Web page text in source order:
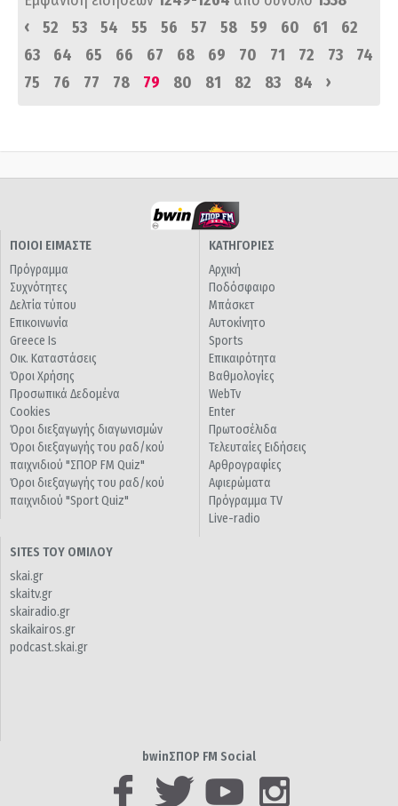
‹
52 53 54 55 56 57 58 59 60 61
62
63
64 65 66 67 68 69 70 71 72 73
74
75
76 77 78 79 80 81 82 83 84 ›
ΠΟΙΟΙ ΕΙΜΑΣΤΕ
Πρόγραμμα
Συχνότητες
Δελτία τύπου
Επικοινωνία
Greece Is
Οικ. Καταστάσεις
Όροι Χρήσης
Προσωπικά Δεδομένα
Cookies
Όροι διεξαγωγής διαγωνισμών
Όροι διεξαγωγής του ραδ/κού
παιχνιδιού "ΣΠΟΡ FM Quiz"
Όροι διεξαγωγής του ραδ/κού
παιχνιδιού "Sport Quiz"
ΚΑΤΗΓΟΡΙΕΣ
Αρχική
Ποδόσφαιρο
Μπάσκετ
Αυτοκίνητο
Sports
Επικαιρότητα
Βαθμολογίες
WebTv
Enter
Πρωτοσέλιδα
Τελευταίες Ειδήσεις
Αρθρογραφίες
Αφιερώματα
Πρόγραμμα TV
Live-radio
SITES ΤΟΥ ΟΜΙΛΟΥ
skai.gr
skaitv.gr
skairadio.gr
skaikairos.gr
podcast.skai.gr
bwinΣΠΟΡ FM Social